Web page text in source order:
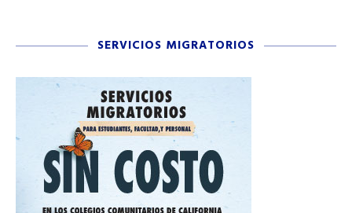
SERVICIOS MIGRATORIOS